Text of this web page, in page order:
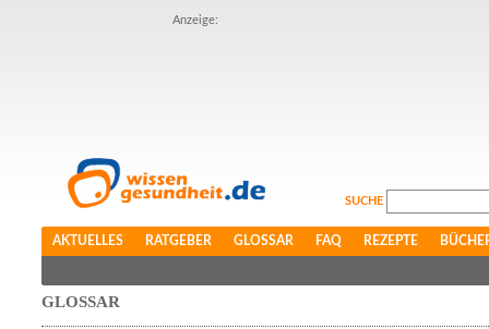
Anzeige:
SUCHE
AKTUELLES RATGEBER GLOSSAR FAQ REZEPTE
GLOSSAR